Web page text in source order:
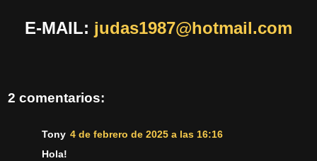
E-MAIL: judas1987@hotmail.com
2 comentarios:
Tony 4 de febrero de 2025 a las 16:16
Hola!